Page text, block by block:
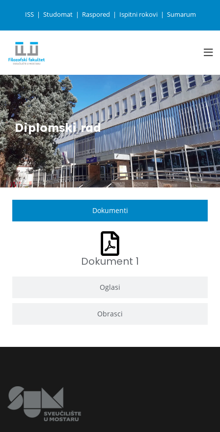
ISS Studomat Raspored Ispitni rokovi Sumarum
Diplomski rad
Dokumenti
Oglasi
Obrasci
Dokument 1